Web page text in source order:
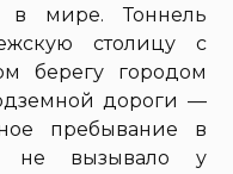
в мире. Тоннель
столицу с
берегу городом
дороги —
пребывание в
не вызывало у